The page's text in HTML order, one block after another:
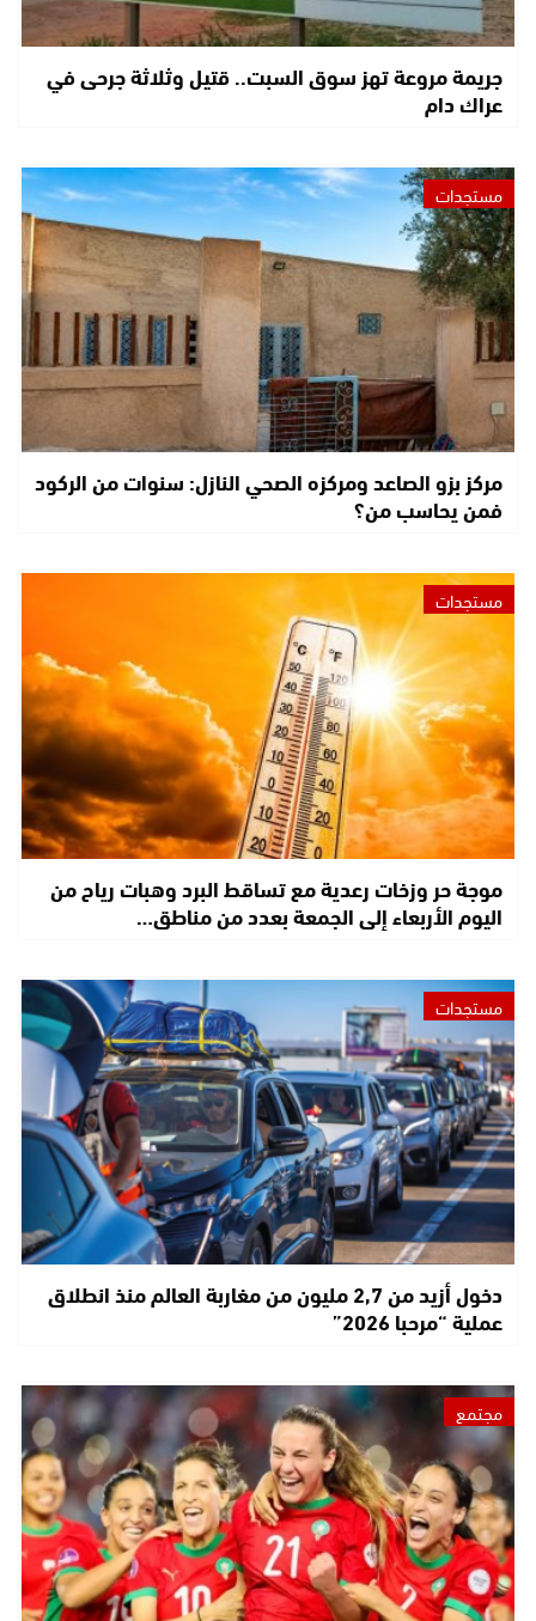
جريمة مروعة تهز سوق السبت.. قتيل وثلاثة جرحى في
عراك دام
مستجدات
مركز بزو الصاعد ومركزه الصحي النازل: سنوات من الركود
فمن يحاسب من؟
مستجدات
موجة حر وزخات رعدية مع تساقط البرد وهبات رياح من
اليوم الأربعاء إلى الجمعة بعدد من مناطق…
مستجدات
دخول أزيد من 2,7 مليون من مغاربة العالم منذ انطلاق
عملية “مرحبا 2026”
مجتمع